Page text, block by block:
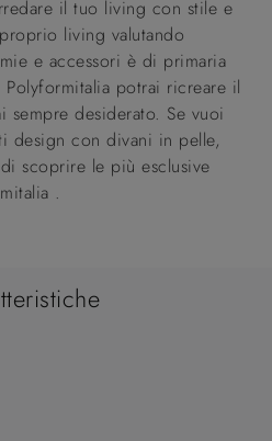
il tuo living con stile e
living valutando
e accessori è di primaria
potrai ricreare il
desiderato. Se vuoi
design con divani in pelle,
scoprire le più esclusive
.